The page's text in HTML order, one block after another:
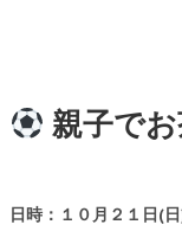
親子で
日時：１０月２１日(